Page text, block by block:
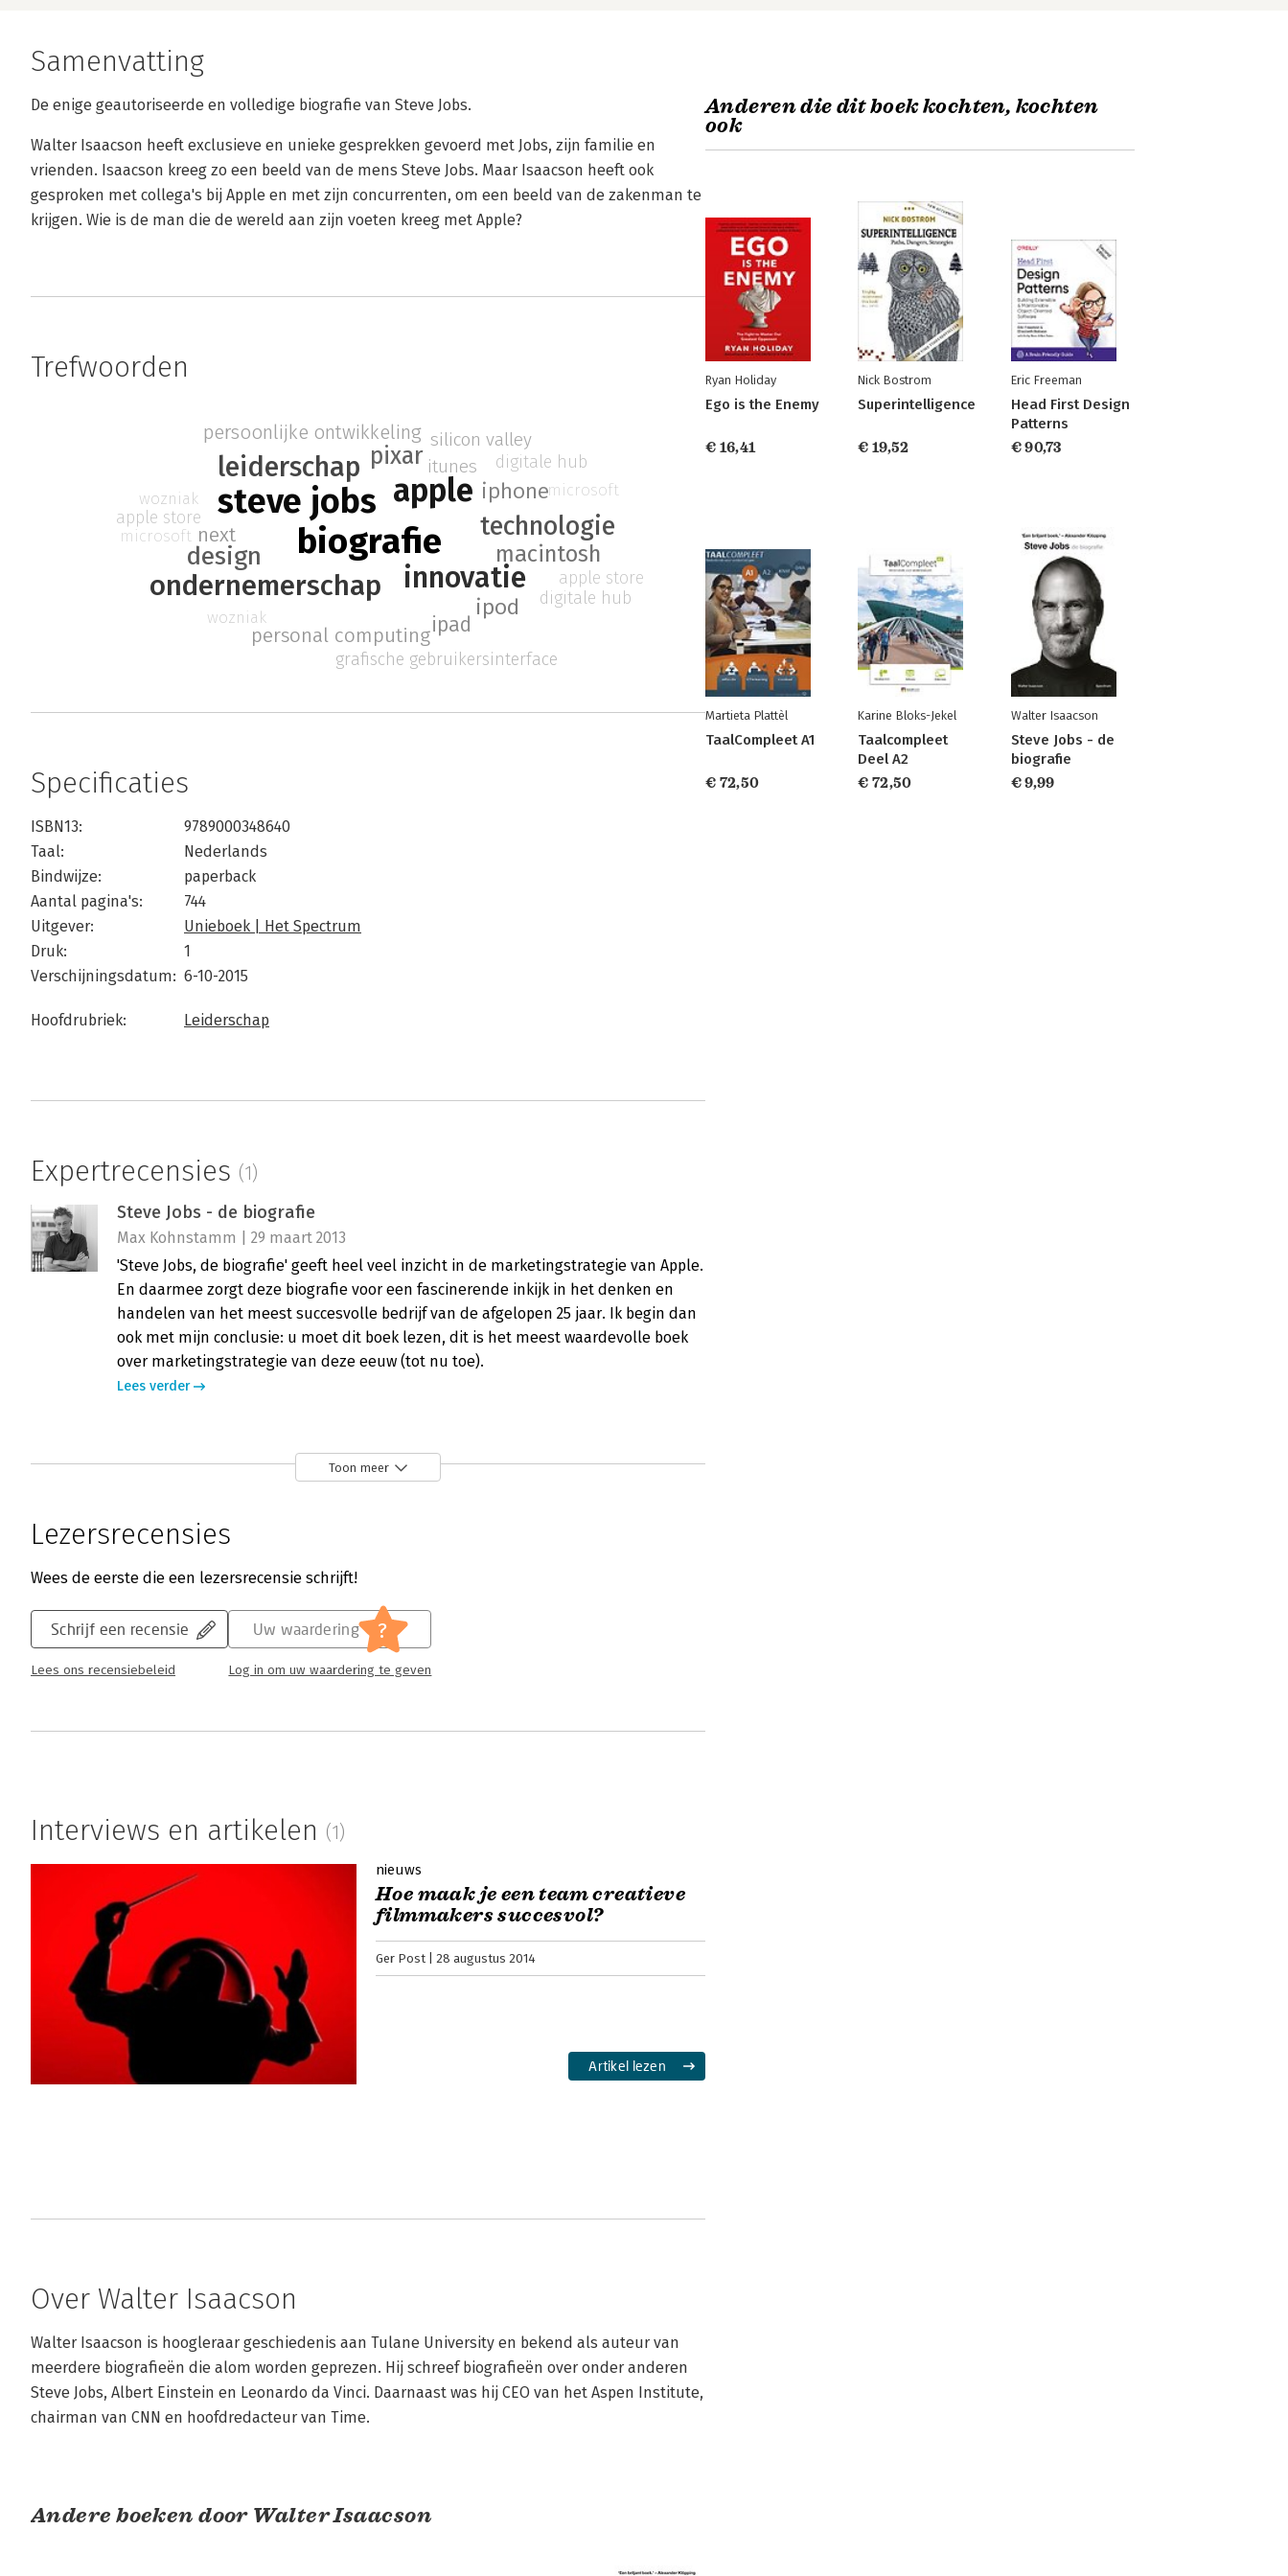
Samenvatting
De enige geautoriseerde en volledige biografie van Steve Jobs.
Walter Isaacson heeft exclusieve en unieke gesprekken gevoerd met Jobs, zijn familie en
vrienden. Isaacson kreeg zo een beeld van de mens Steve Jobs. Maar Isaacson heeft ook
gesproken met collega's bij Apple en met zijn concurrenten, om een beeld van de zakenman te
krijgen. Wie is de man die de wereld aan zijn voeten kreeg met Apple?
Trefwoorden
biografie
steve jobs apple
innovatie
ondernemerschap
leiderschap
design
technologie
pixar
macintosh
iphone
ipod
ipad
next
personal computing
itunes
persoonlijke ontwikkeling silicon valley
grafische gebruikersinterface
wozniak
microsoft
apple store
digitale hub
wozniak microsoft
apple store
digitale hub
Specificaties
ISBN13:
9789000348640
Taal:
Nederlands
Bindwijze:
paperback
Aantal pagina's:
744
Uitgever:
Unieboek | Het Spectrum
Druk:
1
Verschijningsdatum: 6-10-2015
Hoofdrubriek: Leiderschap
Expertrecensies (1)
Steve Jobs - de biografie
Max Kohnstamm | 29 maart 2013
'Steve Jobs, de biografie' geeft heel veel inzicht in de marketingstrategie van Apple.
En daarmee zorgt deze biografie voor een fascinerende inkijk in het denken en
handelen van het meest succesvolle bedrijf van de afgelopen 25 jaar. Ik begin dan
ook met mijn conclusie: u moet dit boek lezen, dit is het meest waardevolle boek
over marketingstrategie van deze eeuw (tot nu toe).
Lees verder
Toon meer
Lezersrecensies
Wees de eerste die een lezersrecensie schrijft!
Schrijf een recensie
Lees ons recensiebeleid
Uw waardering ?
Log in om uw waardering te geven
Interviews en artikelen (1)
nieuws
Hoe maak je een team creatieve
filmmakers succesvol?
Ger Post 28 augustus 2014
Artikel lezen
Over Walter Isaacson
Walter Isaacson is hoogleraar geschiedenis aan Tulane University en bekend als auteur van
meerdere biografieën die alom worden geprezen. Hij schreef biografieën over onder anderen
Steve Jobs, Albert Einstein en Leonardo da Vinci. Daarnaast was hij CEO van het Aspen Institute,
chairman van CNN en hoofdredacteur van Time.
Andere boeken door Walter Isaacson
Anderen die dit boek kochten, kochten
ook
Ryan Holiday
Ego is the Enemy
€ 16,41
Nick Bostrom
Superintelligence
€ 19,52
Eric Freeman
Head First Design
Patterns
€ 90,73
Martieta Plattèl
TaalCompleet A1
€ 72,50
Karine Bloks-Jekel
Taalcompleet
Deel A2
€ 72,50
Walter Isaacson
Steve Jobs - de
biografie
€ 9,99